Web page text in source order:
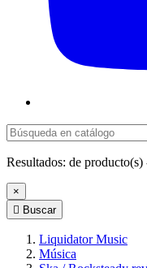
Resultados: de producto(s)
×
 Buscar
Liquidator Music
Música